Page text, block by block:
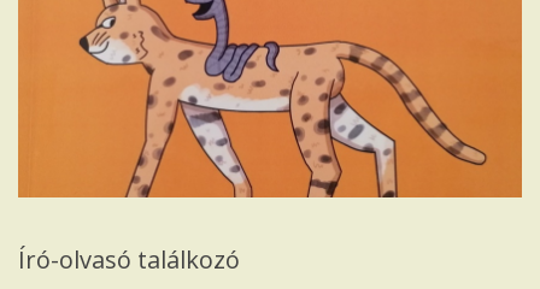
Iskola
Író-olvasó találkozó